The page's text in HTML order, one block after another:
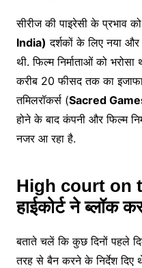
सीरीज की पाइरेसी के प्रभाव
India) दर्शकों के लिए नया
थी. फिल्म निर्माताओं को
करीब 20 फीसद तक का
तमिलरॉकर्स (Sacred
होने के बाद कंपनी और फिल्म
नजर आ रहा है.
High court on
हाईकोर्ट ने ब्लॉक
बताते चलें कि कुछ दिनों पहले
तरह से बैन करने के निर्देश दिए